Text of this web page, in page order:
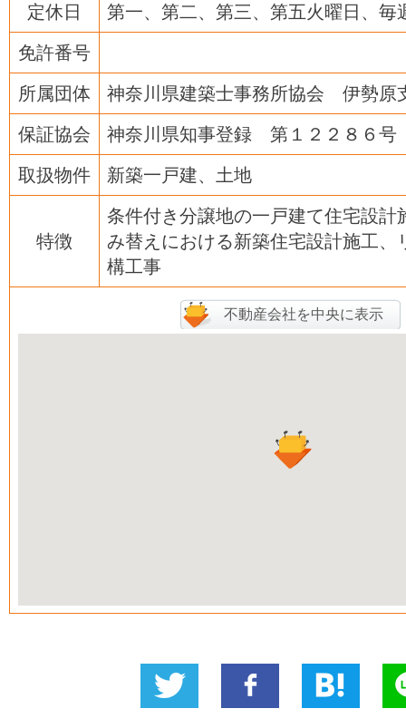
定休日 第一、第二、第三、第五火曜日、毎
免許番号
所属団体 神奈川県建築士事務所協会 伊勢原
保証協会 神奈川県知事登録 第１２２８６号
取扱物件 新築一戸建、土地
特徴
条件付き分譲地の一戸建て住宅設計
み替えにおける新築住宅設計施工、
構工事
不動産会社を中央に表示